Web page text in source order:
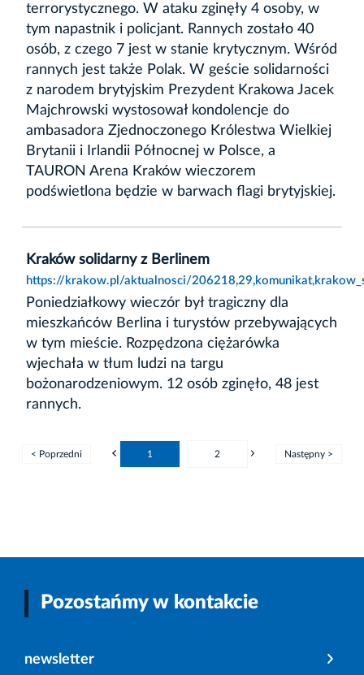
terrorystycznego. W ataku zginęły 4 osoby, w
tym napastnik i policjant. Rannych zostało 40
osób, z czego 7 jest w stanie krytycznym. Wśród
rannych jest także Polak. W geście solidarności
z narodem brytyjskim Prezydent Krakowa Jacek
Majchrowski wystosował kondolencje do
ambasadora Zjednoczonego Królestwa Wielkiej
Brytanii i Irlandii Północnej w Polsce, a
TAURON Arena Kraków wieczorem
podświetlona będzie w barwach flagi brytyjskiej.
Kraków solidarny z Berlinem
https://krakow.pl/aktualnosci/
Poniedziałkowy wieczór był tragiczny dla
mieszkańców Berlina i turystów przebywających
w tym mieście. Rozpędzona ciężarówka
wjechała w tłum ludzi na targu
bożonarodzeniowym. 12 osób zginęło, 48 jest
rannych.
< Poprzedni 1 2 Następny >
Pozostańmy w kontakcie
newsletter